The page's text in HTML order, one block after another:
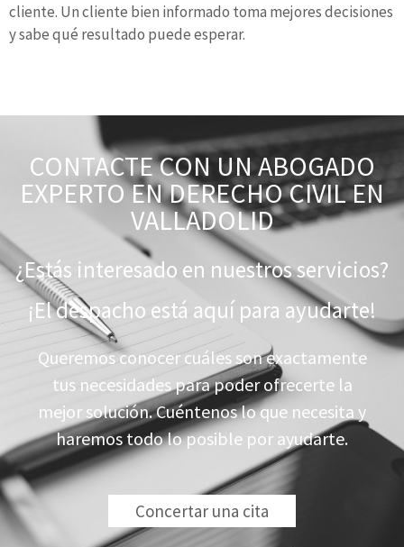
cliente. Un cliente bien informado toma mejores decisiones
y sabe qué resultado puede esperar.
CONTACTE CON UN ABOGADO
EXPERTO EN DERECHO CIVIL EN
VALLADOLID
¿Estás interesado en nuestros servicios?
¡El despacho está aquí para ayudarte!
Queremos conocer cuáles son exactamente
tus necesidades para poder ofrecerte la
mejor solución. Cuéntenos lo que necesita y
haremos todo lo posible por ayudarte.
Concertar una cita